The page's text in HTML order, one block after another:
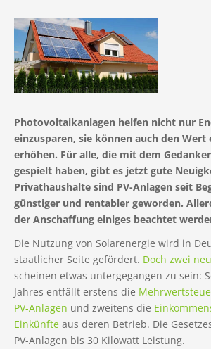
Photovoltaikanlagen helfen nicht nur
einzusparen, sie können auch den
erhöhen. Für alle, die mit dem
gespielt haben, gibt es jetzt gute
Privathaushalte sind PV-Anlagen seit
günstiger und rentabler geworden.
der Anschaffung einiges beachtet
Die Nutzung von Solarenergie wird in
staatlicher Seite gefördert. Doch zwei
scheinen etwas untergegangen zu sein:
Jahres entfällt erstens die
PV-Anlagen und zweitens die
Einkünfte aus deren Betrieb. Die
PV-Anlagen bis 30 Kilowatt Leistung.